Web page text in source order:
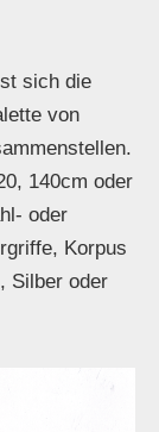
sich die
von
140cm oder
oder
Korpus
Silber oder